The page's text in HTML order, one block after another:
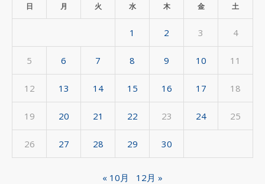
イ
日 月 火 水 木 金 土
1 2 3 4
5 6 7 8 9 10 11
12 13 14 15 16 17 18
19 20 21 22 23 24 25
26 27 28 29 30
« 10月 12月 »